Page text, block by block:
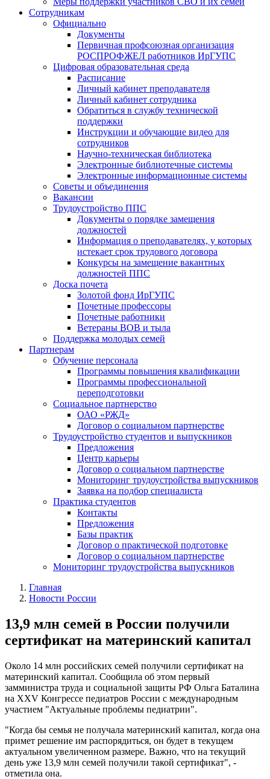
Сотрудникам
Официально
Документы
Первичная профсоюзная организация
РОСПРОФЖЕЛ работников ИрГУПС
Цифровая образовательная среда
Расписание
Личный кабинет преподавателя
Личный кабинет сотрудника
Обратиться в службу технической
поддержки
Инструкции и обучающие видео для
сотрудников
Научно-техническая библиотека
Электронные библиотечные системы
Электронные информационные системы
Советы и объединения
Вакансии
Трудоустройство ППС
Документы о порядке замещения
должностей
Информация о преподавателях, у которых
истекает срок трудового договора
Конкурсы на замещение вакантных
должностей ППС
Доска почета
Золотой фонд ИрГУПС
Почетные профессоры
Почетные работники
Ветераны ВОВ и тыла
Поддержка молодых семей
Партнерам
Обучение персонала
Программы повышения квалификации
Программы профессиональной
переподготовки
Социальное партнерство
ОАО «РЖД»
Договор о социальном партнерстве
Трудоустройство студентов и выпускников
Предложения
Центр карьеры
Договор о социальном партнерстве
Мониторинг трудоустройства выпускников
Заявка на подбор специалиста
Практика студентов
Контакты
Предложения
Базы практик
Договор о практической подготовке
Договор о социальном партнерстве
Мониторинг трудоустройства выпускников
Главная
Новости России
13,9 млн семей в России получили
сертификат на материнский капитал
Около 14 млн российских семей получили сертификат на
материнский капитал. Сообщила об этом первый
замминистра труда и социальной защиты РФ Ольга Баталина
на ХХV Конгрессе педиатров России с международным
участием "Актуальные проблемы педиатрии".
"Когда бы семья не получала материнский капитал, когда она
примет решение им распорядиться, он будет в текущем
актуальном увеличенном размере. Важно, что на текущий
день уже 13,9 млн семей получили такой сертификат", -
отметила она.